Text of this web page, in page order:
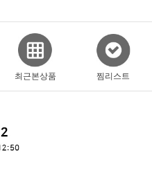
최근본상품 찜리스트